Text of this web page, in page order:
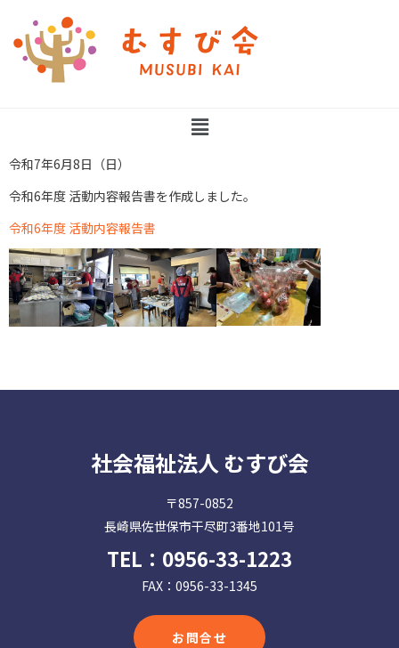
令和7年6月8日（日）
令和6年度 活動内容報告書を作成しました。
令和6年度 活動内容報告書
社会福祉法人 むすび会
〒857-0852
長崎県佐世保市干尽町3番地101号
TEL： 0956-33-1223
FAX：0956-33-1345
お問合せ